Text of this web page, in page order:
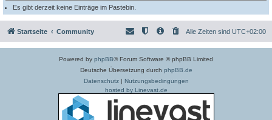
Es gibt derzeit keine Einträge im Pastebin.
Startseite Community Alle Zeiten sind UTC+02:00
Powered by phpBB® Forum Software © phpBB Limited
Deutsche Übersetzung durch phpBB.de
Datenschutz|
Nutzungsbedingungen
hosted by Linevast.de